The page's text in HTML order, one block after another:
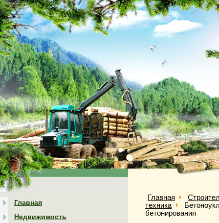
Главная
Недвижимость
Главная
техника
бетонирования